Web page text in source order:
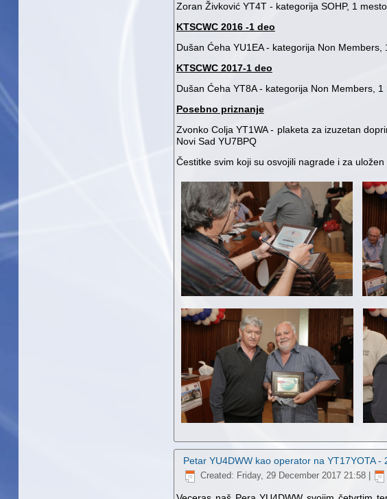
Zoran Živković YT4T - kategorija SOHP, 1
KTSCWC 2016 -1 deo
Dušan Ćeha YU1EA - kategorija Non Members,
KTSCWC 2017-1 deo
Dušan Ćeha YT8A - kategorija Non Members, 1
Posebno priznanje
Zvonko Colja YT1WA - plaketa za izuzetan
Novi Sad YU7BPQ
Čestitke svim koji su osvojili nagrade i za uložen
Petar YU4DWW kao operator na YT17YOTA -
Created: Friday, 29 December 2017 21:58|